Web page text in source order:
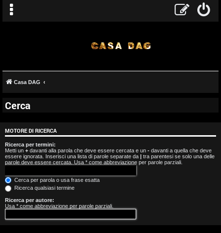
A
r
g
o
m
e
n
Casa DAG
Cerca
MOTORE DI RICERCA
Ricerca per termini:
Metti un + davanti alla parola che deve essere cercata e un - davanti a quella che deve
essere ignorata. Inserisci una lista di parole separate da | tra parentesi se solo una delle
parole deve essere cercata. Usa * come abbreviazione per parole parziali.
Cerca per parola o usa frase esatta
Ricerca qualsiasi termine
Ricerca per autore:
Usa * come abbreviazione per parole parziali.